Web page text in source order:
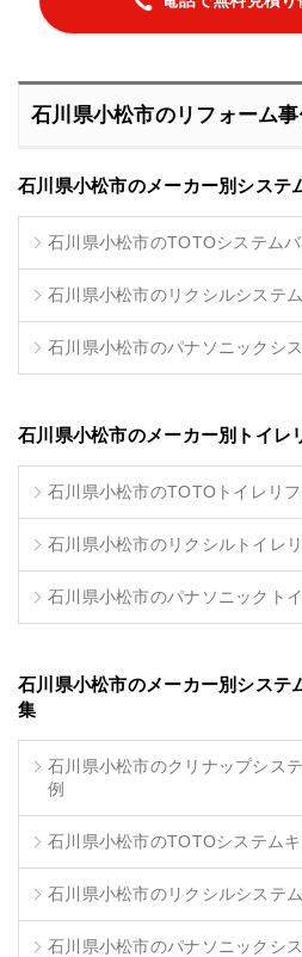
石川県小松市のリフォーム
石川県小松市のメーカー別システ
石川県小松市のTOTOシステム
石川県小松市のリクシルシステ
石川県小松市のパナソニックシ
石川県小松市のメーカー別トイレ
石川県小松市のTOTOトイレリ
石川県小松市のリクシルトイレ
石川県小松市のパナソニックト
石川県小松市のメーカー別システ
集
石川県小松市のクリナップシス
例
石川県小松市のTOTOシステム
石川県小松市のリクシルシステ
石川県小松市のパナソニックシ